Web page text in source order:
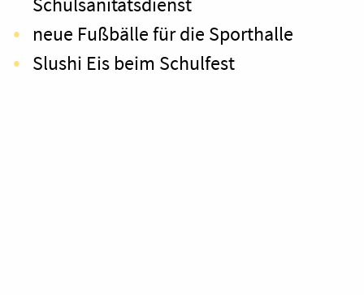
neue Fußbälle für die Sporthalle
Slushi Eis beim Schulfest